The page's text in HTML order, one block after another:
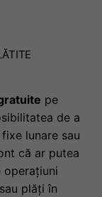
pe
de a
lunare sau
că ar putea
operațiuni
plăți în